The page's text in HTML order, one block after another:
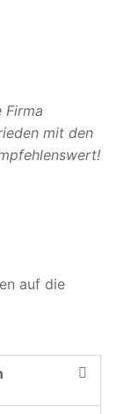
Firma
mit den
auf die